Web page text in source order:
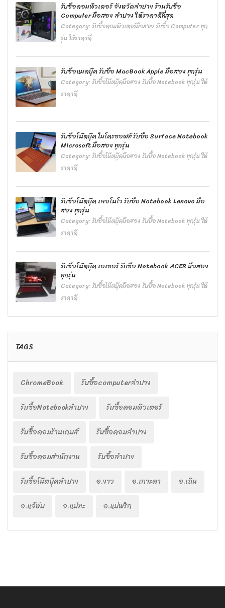
รับซื้อคอมพิวเตอร์ จังหวัดลำปาง ร้านรับซื้อ
Computer มือสอง ลำปาง ให้ราคาดีที่สุด
Category:รับซื้อคอมพิวเตอร์มือสอง รับซื้อ Computer ทุก
รุ่น ให้ราคาดี
รับซื้อแมคบุ๊ค รับซื้อ MacBook Apple มือสอง ทุกรุ่น
Category:รับซื้อโน๊ตบุ๊คมือสอง รับซื้อ Notebook ทุกรุ่น ให้
ราคาดี
รับซื้อโน๊ตบุ๊ค ไมโครซอฟท์ รับซื้อ Surface Notebook
Microsoft มือสอง ทุกรุ่น
Category:รับซื้อโน๊ตบุ๊คมือสอง รับซื้อ Notebook ทุกรุ่น ให้
ราคาดี
รับซื้อโน๊ตบุ๊ค เลอโนโว รับซื้อ Notebook Lenovo มือ
สอง ทุกรุ่น
Category:รับซื้อโน๊ตบุ๊คมือสอง รับซื้อ Notebook ทุกรุ่น ให้
ราคาดี
รับซื้อโน๊ตบุ๊ค เอเซอร์ รับซื้อ Notebook ACER มือสอง
ทุกรุ่น
Category:รับซื้อโน๊ตบุ๊คมือสอง รับซื้อ Notebook ทุกรุ่น ให้
ราคาดี
TAGS
ChromeBook
รับซื้อcomputerลำปาง
รับซื้อNotebookลำปาง
รับซื้อคอมพิวเตอร์
รับซื้อคอมร้านเกมส์
รับซื้อคอมลำปาง
รับซื้อคอมสำนักงาน
รับซื้อลำปาง
รับซื้อโน๊ตบุ๊คลำปาง
อ.งาว อ.เกาะคา
อ.เถิน
อ.แจ้ห่ม
อ.แม่ทะ อ.แม่พริก